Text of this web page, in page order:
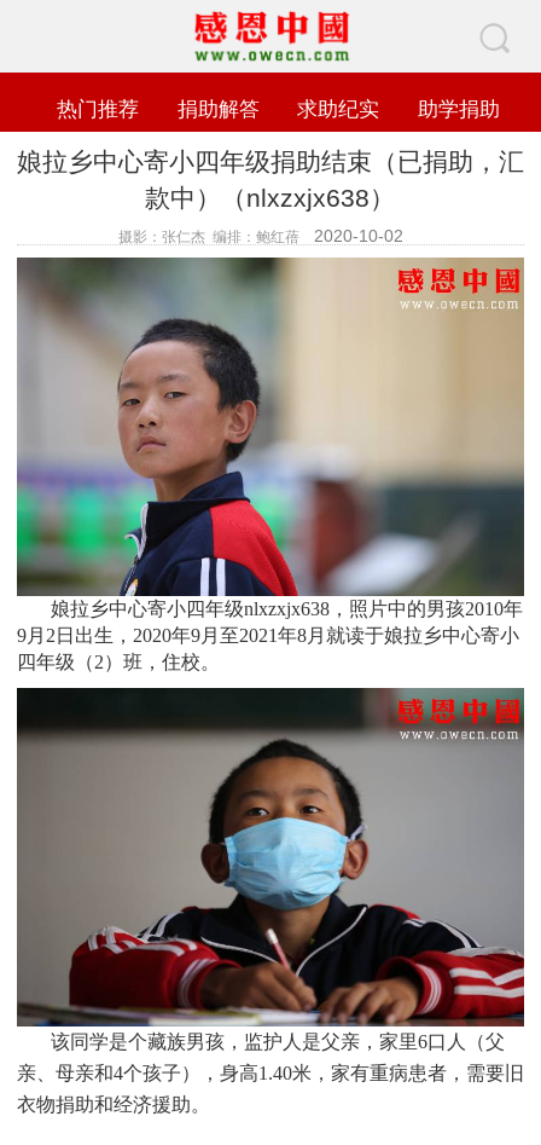
热门推荐 捐助解答 求助纪实 助学捐助
娘拉乡中心寄小四年级捐助结束（已捐助，汇
款中）（nlxzxjx638）
摄影：张仁杰 编排：鲍红蓓 2020-10-02
查看数
娘拉乡中心寄小四年级nlxzxjx638，照片中的男孩2010年
9月2日 出生， 2020年9月至2021年8月就读于娘拉乡中心寄小
四年级（2）班 ，住校。
该同学是个藏族男孩，监护人是父亲，家里6口人（父
亲、母亲和4个孩子），身高1.40米，家有重病患者，需要旧
衣物捐助和经济援助。